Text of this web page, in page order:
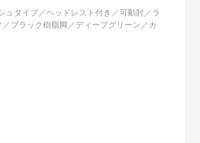
タイプ／ヘッドレスト付き／可動肘／ラ
ブラック樹脂脚／ディープグリーン／カ